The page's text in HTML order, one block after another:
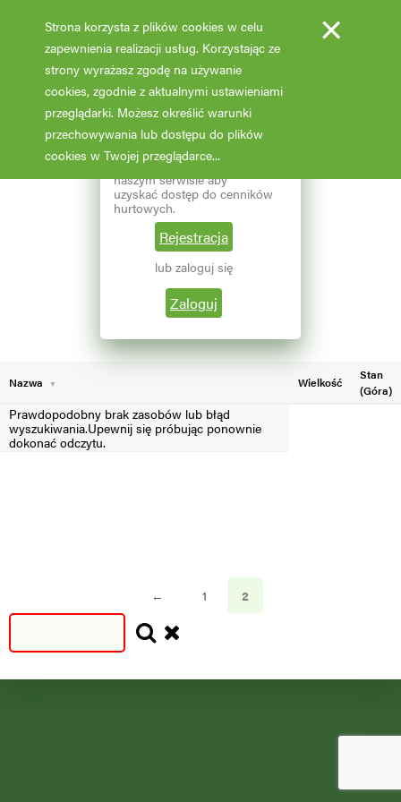
Reprezentujesz branżę
ogrodniczą? Zarejestruj się w
naszym serwisie aby
uzyskać dostęp do cenników
hurtowych.
Rejestracja
lub zaloguj się
Zaloguj
Fotooferta cenowa - hurt
Aktualizacja: 07.02.2026 godz: 02:03
Pokaż filtry
Wybierz grupę roślin
Wybierz nazwę rośliny
Aktualna liczba wyników: 98
1
Nazwa Wielkość
Stan
(Góra)
Prawdopodobny brak zasobów lub błąd
wyszukiwania.Upewnij się próbując ponownie
dokonać odczytu.
← 1 2
Strona korzysta z plików cookies w celu
zapewnienia realizacji usług. Korzystając ze
strony wyrażasz zgodę na używanie
cookies, zgodnie z aktualnymi ustawieniami
przeglądarki. Możesz określić warunki
przechowywania lub dostępu do plików
cookies w Twojej przeglądarce...
×